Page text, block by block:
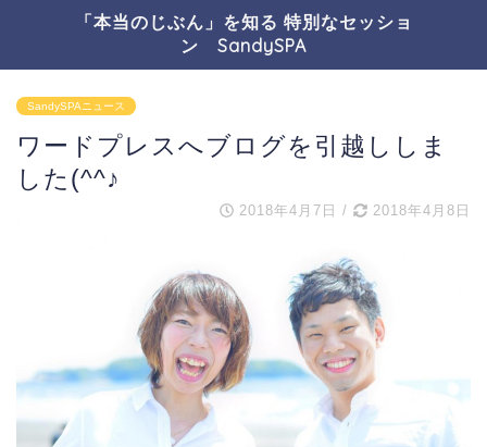
「本当のじぶん」を知る 特別なセッショ
ン SandySPA
SandySPAニュース
ワードプレスへブログを引越ししま
した(^^♪
2018年4月7日 / 2018年4月8日